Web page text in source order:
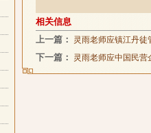
相关信息
上一篇：
灵雨老师应镇江丹
下一篇： 灵雨老师应中国民